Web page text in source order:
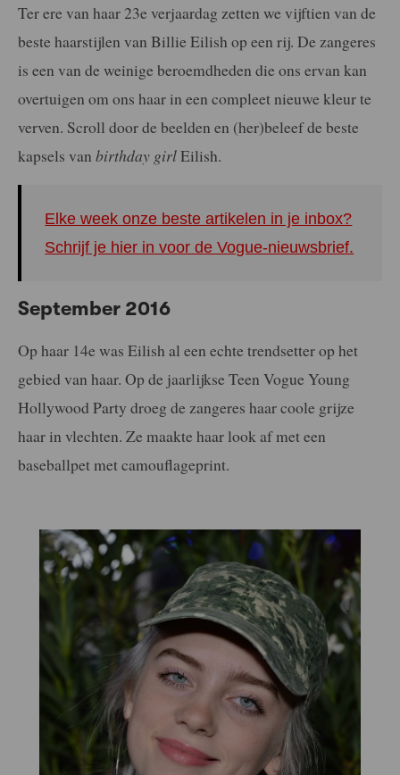
Ter ere van haar 23e verjaardag zetten we vijftien van de
beste haarstijlen van Billie Eilish op een rij. De zangeres
is een van de weinige beroemdheden die ons ervan kan
overtuigen om ons haar in een compleet nieuwe kleur te
verven. Scroll door de beelden en (her)beleef de beste
kapsels van birthday girlEilish.
Elke week onze beste artikelen in je inbox?
Schrijf je hier in voor de Vogue-nieuwsbrief.
September 2016
Op haar 14e was Eilish al een echte trendsetter op het
gebied van haar. Op de jaarlijkse Teen Vogue Young
Hollywood Party droeg de zangeres haar coole grijze
haar in vlechten. Ze maakte haar look af met een
baseballpet met camouflageprint.